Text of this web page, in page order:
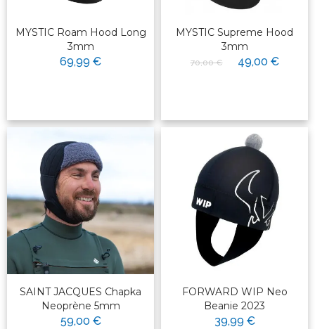
MYSTIC Roam Hood Long
3mm
69,99 €
MYSTIC Supreme Hood
3mm
70,00 € 49,00 €
SAINT JACQUES Chapka
Neoprène 5mm
59,00 €
FORWARD WIP Neo
Beanie 2023
39,99 €